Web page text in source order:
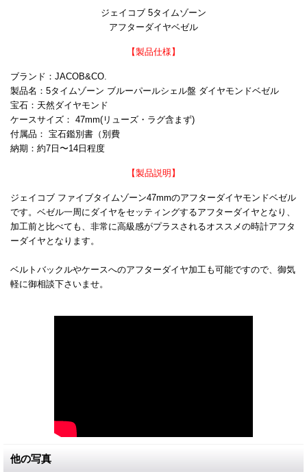
ジェイコブ 5タイムゾーン
アフターダイヤベゼル
【製品仕様】
ブランド：JACOB&CO.
製品名：5タイムゾーン ブルーパールシェル盤 ダイヤモンドベゼル
宝石：天然ダイヤモンド
ケースサイズ： 47mm(リューズ・ラグ含まず)
付属品： 宝石鑑別書（別費
納期：約7日〜14日程度
【製品説明】
ジェイコブ ファイブタイムゾーン47mmのアフターダイヤモンドベゼル
です。ベゼル一周にダイヤをセッティングするアフターダイヤとなり、
加工前と比べても、非常に高級感がプラスされるオススメの時計アフタ
ーダイヤとなります。
ベルトバックルやケースへのアフターダイヤ加工も可能ですので、御気
軽に御相談下さいませ。
他の写真